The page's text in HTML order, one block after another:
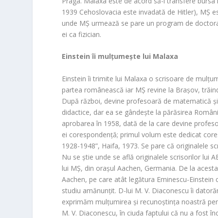
1939 Cehoslovacia este invadată de Hitler), MȘ
unde MȘ urmează se pare un program de
ei ca fizician.
Einstein îi mulțumește lui Malaxa
Einstein îi trimite lui Malaxa o scrisoare de
partea românească iar MȘ revine la Brașov,
După război, devine profesoară de matematică
didactice, dar ea se gândește la părăsirea
aprobarea în 1958, dată de la care devine
ei corespondență; primul volum este dedicat
1928-1948”, Haifa, 1973. Se pare că originalele
Nu se știe unde se află originalele scrisorilor lui
lui MȘ, din orașul Aachen, Germania. De la
Aachen, pe care atât legătura Eminescu-
studiu amănunțit. D-lui M. V. Diaconescu îi
exprimăm mulțumirea și recunoștința noastră
M. V. Diaconescu, în ciuda faptului că nu a fost